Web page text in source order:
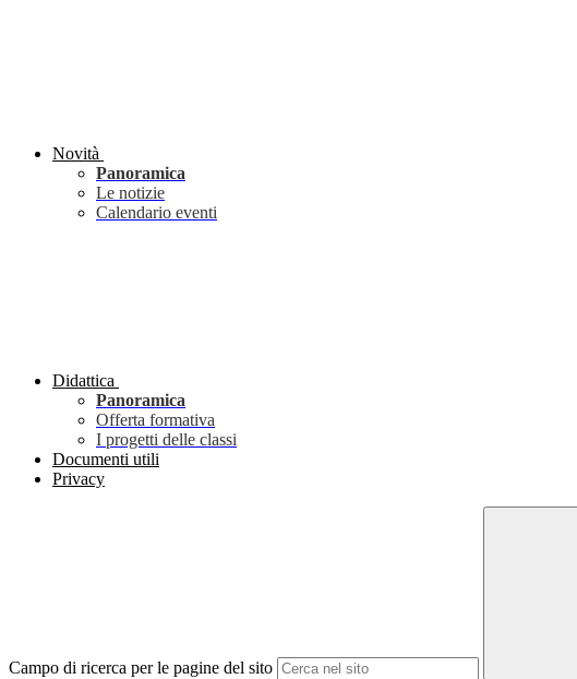
Novità
Panoramica
Le notizie
Calendario eventi
Didattica
Panoramica
Offerta formativa
I progetti delle classi
Documenti utili
Privacy
Campo di ricerca per le pagine del sito